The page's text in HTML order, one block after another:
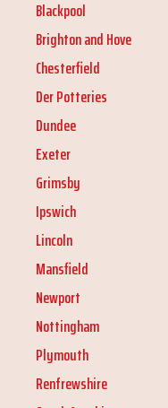
Blackpool
Brighton and Hove
Chesterfield
Der Potteries
Dundee
Exeter
Grimsby
Ipswich
Lincoln
Mansfield
Newport
Nottingham
Plymouth
Renfrewshire